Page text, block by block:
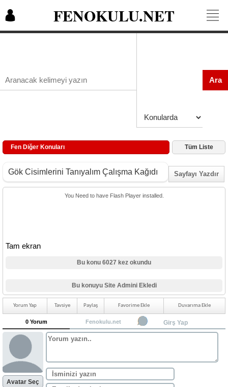
FENOKULU.NET
Ara
Fen Diğer Konuları Tüm Liste
Gök Cisimlerini Tanıyalım Çalışma Kağıdı Sayfayı Yazdır
You Need to have Flash Player installed.
Tam ekran
Bu konu 6027 kez okundu
Bu konuyu Site Admini Ekledi
Yorum Yap Tavsiye Paylaş Favorime Ekle Duvarıma Ekle
0 Yorum Fenokulu.net Girş Yap
Avatar Seç